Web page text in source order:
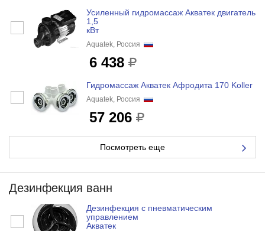
Усиленный гидромассаж Акватек двигатель
1,5
кВт
Aquatek, Россия
6 438
Гидромассаж Акватек Афродита 170 Koller
Aquatek, Россия
57 206
Посмотреть еще
Дезинфекция ванн
Дезинфекция с пневматическим
управлением
Акватек